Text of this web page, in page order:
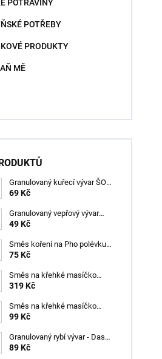
POTRAVINY
POTŘEBY
PRODUKTY
MĚ
Granulovaný kuřecí vývar ŠON
100 g
69 Kč
Granulovaný vepřový vývar
ŠON 100 g
49 Kč
Směs koření na Pho polévku
ŠON 65 g
75 Kč
Směs na křehké masíčko
ŠON 400 g
319 Kč
Směs na křehké masíčko
ŠON 125 g
99 Kč
Granulovaný rybí vývar - Dashi
ŠON 100 g
89 Kč